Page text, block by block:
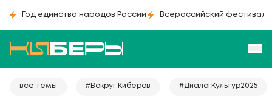
Год единства народов России Всероссийский фестиваль
все темы #Вокруг Киберов #ДиалогКультур2025